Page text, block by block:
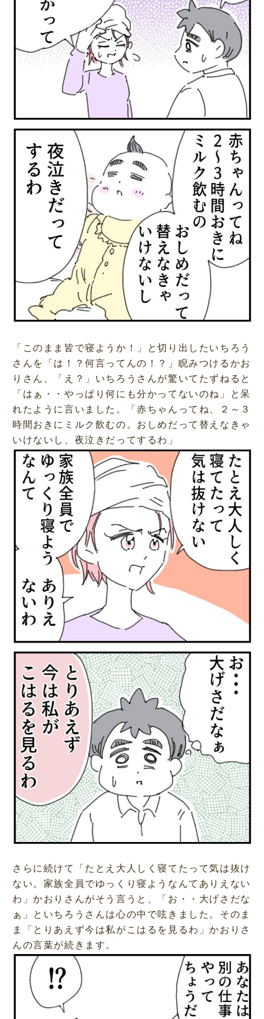
「このまま皆で寝ようか！」と切り出したいちろう
さんを「は！？何言ってんの！？」睨みつけるかお
りさん、「え？」いちろうさんが驚いてたずねると
「はぁ・・やっぱり何にも分かってないのね」と呆
れたように言いました。「赤ちゃんってね、２～３
時間おきにミルク飲むの。おしめだって替えなきゃ
いけないし、夜泣きだってするわ」
さらに続けて「たとえ大人しく寝てたって気は抜け
ない。家族全員でゆっくり寝ようなんてありえない
わ」かおりさんがそう言うと、「お・・大げさだな
ぁ」といちろうさんは心の中で呟きました。そのま
ま「とりあえず今は私がこはるを見るわ」かおりさ
んの言葉が続きます。